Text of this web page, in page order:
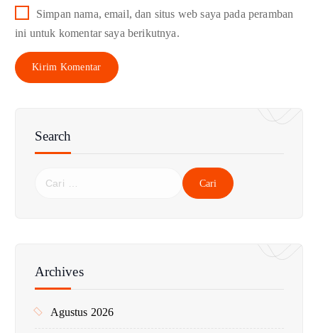
Simpan nama, email, dan situs web saya pada peramban
ini untuk komentar saya berikutnya.
Search
n
k
Archives
Agustus 2026